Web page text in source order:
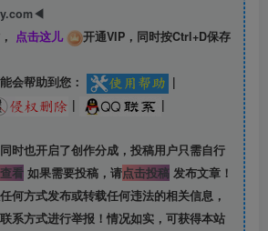
点击这儿
开通VIP，同时按Ctrl+D保存
会帮助到您：
|
| |
时也开启了创作分成，投稿用户只需自行
看如果需要投稿，请点击投稿发布文章！
何方式发布或转载任何违法的相关信息，
系方式进行举报！情况如实，可获得本站